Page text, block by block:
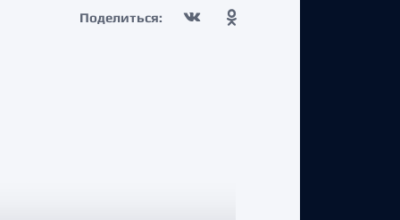
Поделиться: